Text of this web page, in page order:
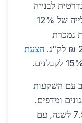
לבנייה
עומד על 300 ₪ למטר רץ, עם עלייה של 12%
נמכרת
הצעת
תעשייה 4 מתרחב עם השקעות
ומדפים.
שוק הפלדה הישראלי צומח ב-7.5% לשנה, עם